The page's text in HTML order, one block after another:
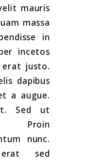
mauris
massa
in
incetos
erat justo.
dapibus
a augue.
Sed ut
Proin
nunc.
sed